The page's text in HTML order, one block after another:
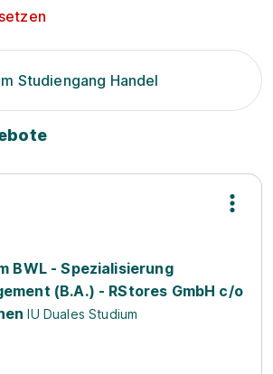
Studiengang Handel
BWL - Spezialisierung
(B.A.) - RStores GmbH c/o
IU Duales Studium